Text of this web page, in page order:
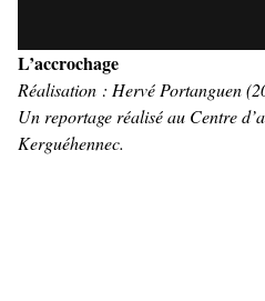
L’accrochage
Réalisation : Hervé Portanguen
Un reportage réalisé au Centre
Kerguéhennec.